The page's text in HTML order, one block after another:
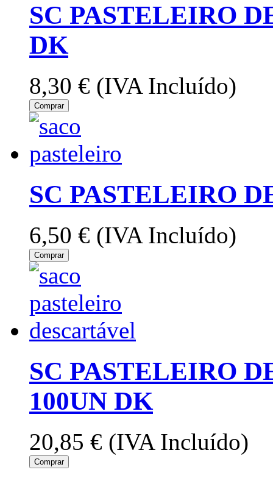
SC PASTELEIRO
DK
8,30 € (IVA Incluído)
Comprar
SC PASTELEIRO
6,50 € (IVA Incluído)
Comprar
SC PASTELEIRO
100UN DK
20,85 € (IVA Incluído)
Comprar